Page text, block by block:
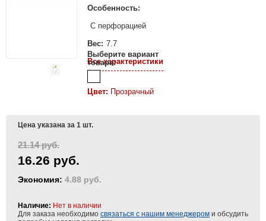
Особенность:
С перфорацией
Вес: 7.7
Все характеристики
Выберите вариант
товара:
Цвет: Прозрачный
Цена указана за 1 шт.
21.14 руб.
16.26 руб.
Экономия: 4.88 руб.
Наличие: Нет в наличии
Для заказа необходимо связаться с нашим менеджером и обсудить